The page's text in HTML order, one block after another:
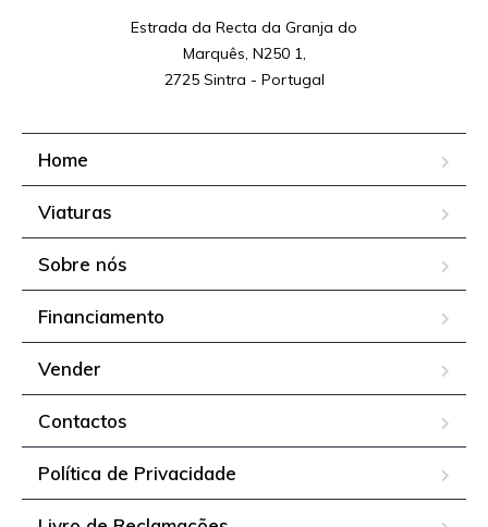
Estrada da Recta da Granja do
Marquês, N250 1,
2725 Sintra - Portugal
Home
Viaturas
Sobre nós
Financiamento
Vender
Contactos
Política de Privacidade